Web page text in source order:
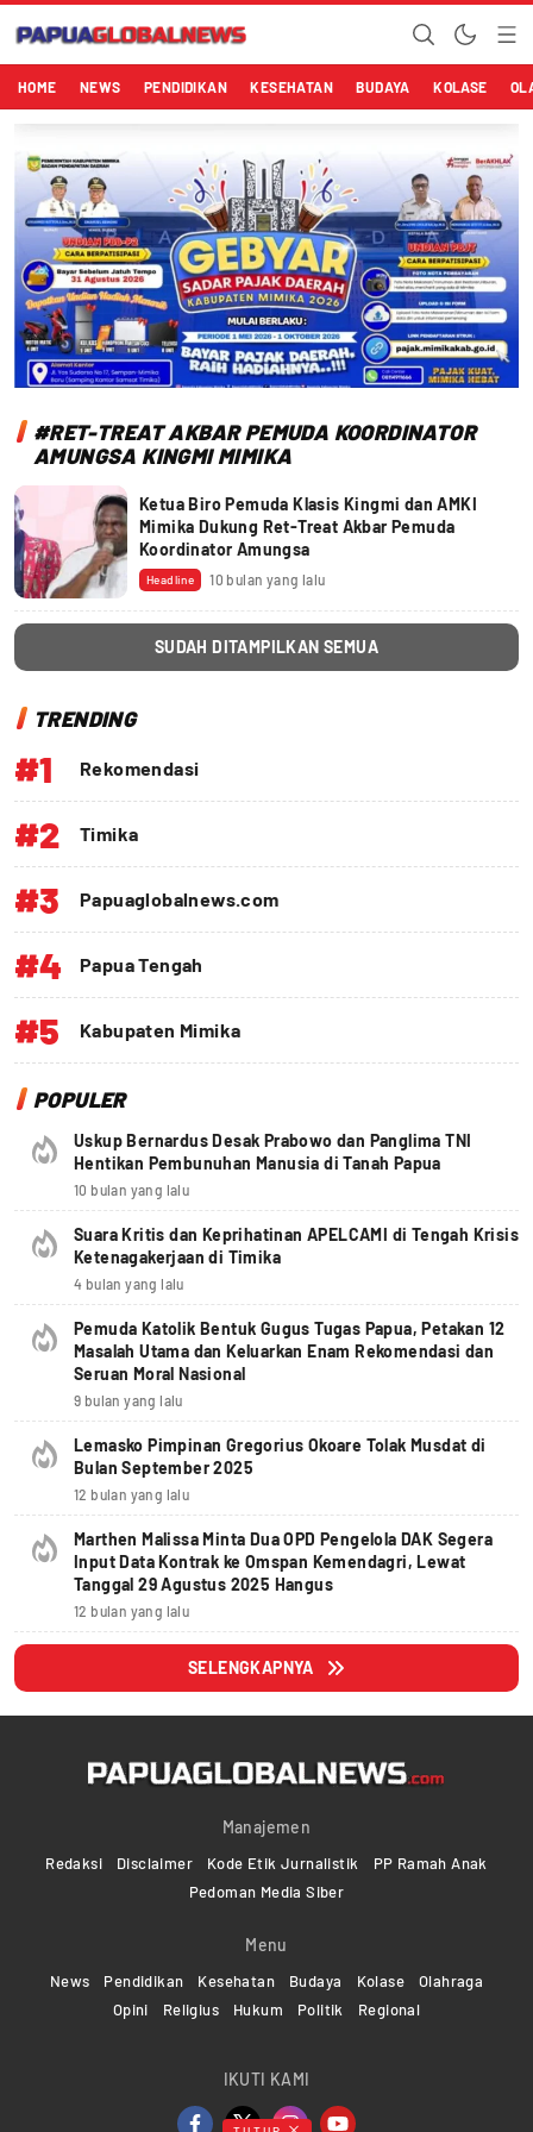
Papuaglobalnews.com
Menulis Fakta dengan Hati Bening
HOME NEWS PENDIDIKAN KESEHATAN BUDAYA KOLASE
#RET-TREAT AKBAR PEMUDA KOORDINATOR
AMUNGSA KINGMI MIMIKA
Ketua Biro Pemuda Klasis Kingmi dan AMKI
Mimika Dukung Ret-Treat Akbar Pemuda
Koordinator Amungsa
Headline 10 bulan yang lalu
SUDAH DITAMPILKAN SEMUA
TRENDING
#1 Rekomendasi
#2 Timika
#3 Papuaglobalnews.com
#4 Papua Tengah
#5 Kabupaten Mimika
POPULER
Uskup Bernardus Desak Prabowo dan Panglima TNI
Hentikan Pembunuhan Manusia di Tanah Papua
10 bulan yang lalu
Suara Kritis dan Keprihatinan APELCAMI di Tengah Krisis
Ketenagakerjaan di Timika
4 bulan yang lalu
Pemuda Katolik Bentuk Gugus Tugas Papua, Petakan 12
Masalah Utama dan Keluarkan Enam Rekomendasi dan
Seruan Moral Nasional
9 bulan yang lalu
Lemasko Pimpinan Gregorius Okoare Tolak Musdat di
Bulan September 2025
12 bulan yang lalu
Marthen Malissa Minta Dua OPD Pengelola DAK Segera
Input Data Kontrak ke Omspan Kemendagri, Lewat
Tanggal 29 Agustus 2025 Hangus
12 bulan yang lalu
SELENGKAPNYA
Manajemen
Redaksi Disclaimer Kode Etik Jurnalistik
PP Ramah Anak
Pedoman Media Siber
Menu
News Pendidikan Kesehatan Budaya Kolase
Olahraga
Opini
Religius Hukum Politik Regional
IKUTI KAMI